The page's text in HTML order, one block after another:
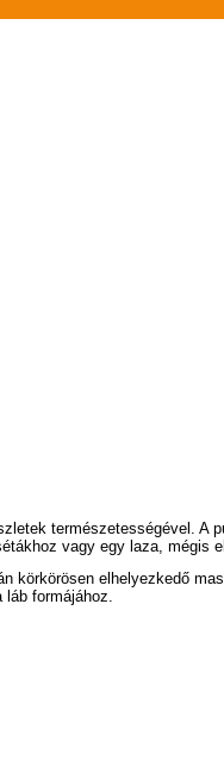
természetességével. A
vagy egy laza, mégis
körkörösen elhelyezkedő
formájához.